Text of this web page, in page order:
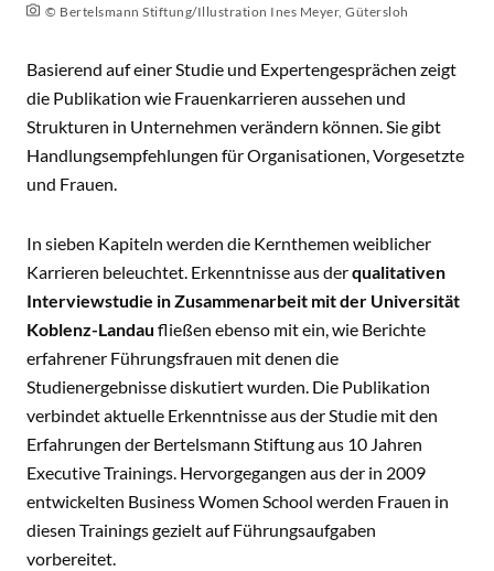
© Bertelsmann Stiftung/Illustration Ines Meyer, Gütersloh
Basierend auf einer Studie und Expertengesprächen zeigt
die Publikation wie Frauenkarrieren aussehen und
Strukturen in Unternehmen verändern können. Sie gibt
Handlungsempfehlungen für Organisationen, Vorgesetzte
und Frauen.
In sieben Kapiteln werden die Kernthemen weiblicher
Karrieren beleuchtet. Erkenntnisse aus derqualitativen
Interviewstudie in Zusammenarbeit mit der Universität
Koblenz-Landau fließen ebenso mit ein, wie Berichte
erfahrener Führungsfrauen mit denen die
Studienergebnisse diskutiert wurden. Die Publikation
verbindet aktuelle Erkenntnisse aus der Studie mit den
Erfahrungen der Bertelsmann Stiftung aus 10 Jahren
Executive Trainings. Hervorgegangen aus der in 2009
entwickelten Business Women School werden Frauen in
diesen Trainings gezielt auf Führungsaufgaben
vorbereitet.